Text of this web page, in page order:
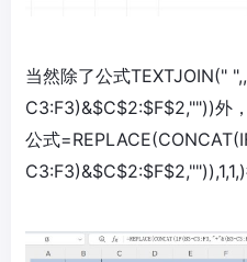
当然除了公式TEXTJOIN("
C3:F3)&$C$2:$F$2,""))外
公式